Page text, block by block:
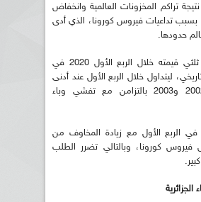
تراكم المخزونات العالمية وانخفاض
تداعيات فيروس كورونا، الذي أدى
حدودها.
وفقد النفط نحو ثلثي قيمته خلال الربع الأول 2020 في
ليتداول خلال الربع الأول عند أدنى
مستوياته منذ 2002 و2003 بالتزامن مع تفشي وباء
في الربع الأول مع زيادة المخاوف من
فيروس كورونا، وبالتالي تضرر الطلب
الجزائرية